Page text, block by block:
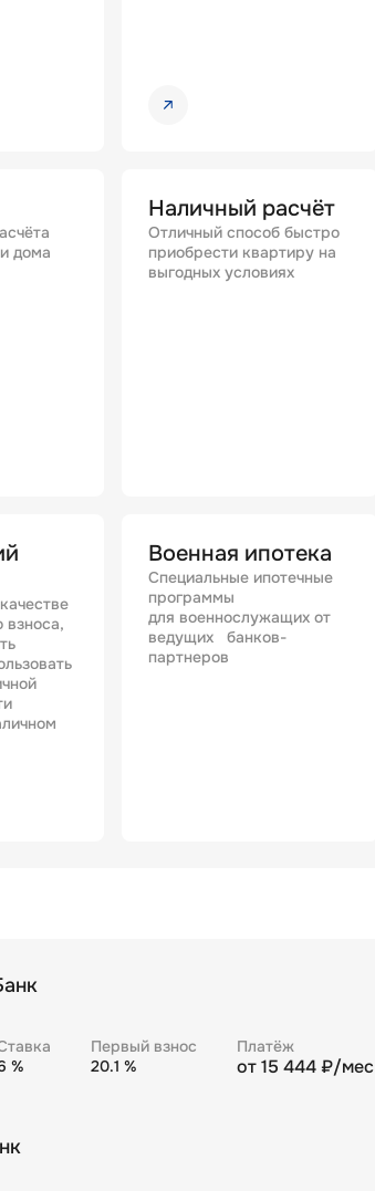
дома
Наличный расчёт
Отличный способ быстро
приобрести квартиру на
выгодных условиях
взноса,
Военная ипотека
Специальные ипотечные
программы
для военнослужащих от
ведущих банков-
партнеров
%
Первый взнос
20.1 %
Платёж
от15 444₽/мес